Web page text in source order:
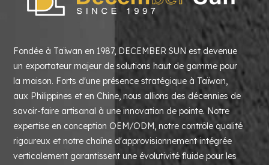
Fondée à Taïwan en 1987, DECEMBER SUN est devenue
un exportateur majeur de solutions haut de gamme pour
la maison. Forts d'une présence stratégique à Taïwan,
aux Philippines et en Chine, nous allions des décennies de
savoir-faire artisanal à une innovation de pointe. Notre
expertise en conception OEM/ODM, notre contrôle qualité
rigoureux et notre chaîne d'approvisionnement intégrée
verticalement garantissent une évolutivité fluide pour les